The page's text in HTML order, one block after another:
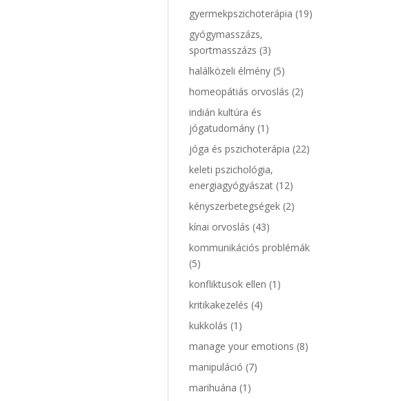
gyermekpszichoterápia (19)
gyógymasszázs,
sportmasszázs (3)
halálközeli élmény (5)
homeopátiás orvoslás (2)
indián kultúra és
jógatudomány (1)
jóga és pszichoterápia (22)
keleti pszichológia,
energiagyógyászat (12)
kényszerbetegségek (2)
kínai orvoslás (43)
kommunikációs problémák
(5)
konfliktusok ellen (1)
kritikakezelés (4)
kukkolás (1)
manage your emotions (8)
manipuláció (7)
marihuána (1)